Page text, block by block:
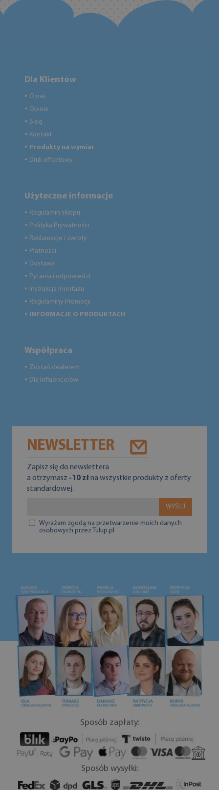
Dla Klientów
● O nas
● Opinie
● Blog
● Kontakt
● Produkty na wymiar
● Druk offsetowy
Użyteczne informacje
● Regulamin sklepu
● Polityka Prywatności
● Reklamacje i zwroty
● Płatności
● Dostawa
● Pytania i odpowiedzi
● Instrukcja montażu
● Regulaminy Promocji
● INFORMACJE O PRODUKTACH
Współpraca
● Zostań dealerem
● Dla Influencerów
NEWSLETTER
Zapisz się do newslettera
a otrzymasz -10 złna wszystkie produkty z oferty
standardowej.
WYŚLIJ
Wyrażam zgodą na przetwarzenie moich danych
osobowych przez Tulup.pl
Sposób zapłaty:
Sposób wysyłki: